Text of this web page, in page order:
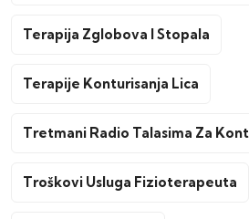
Terapija Zglobova I Stopala
Terapije Konturisanja Lica
Tretmani Radio Talasima Za
Troškovi Usluga Fizioterapeuta